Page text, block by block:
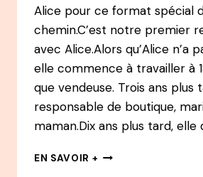
Alice pour ce format spécial
chemin.C’est notre premier
avec Alice.Alors qu’Alice n’a
elle commence à travailler à
que vendeuse. Trois ans plus
responsable de boutique,
maman.Dix ans plus tard, elle
EN SAVOIR + EN